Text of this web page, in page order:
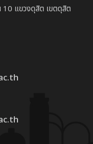
10 แขวงดุสิต เขตดุสิต